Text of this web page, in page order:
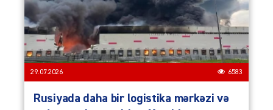
29.07.2026 6583
Rusiyada daha bir logistika mərkəzi və